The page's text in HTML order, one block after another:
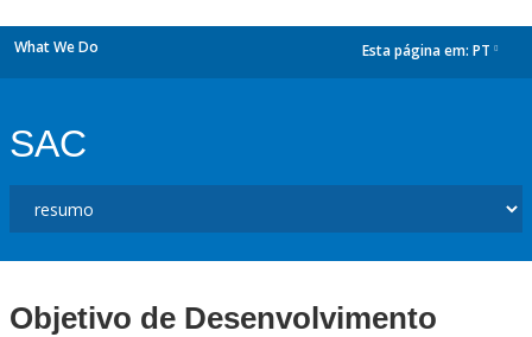
What We Do Esta página em: PT
SAC
Objetivo de Desenvolvimento